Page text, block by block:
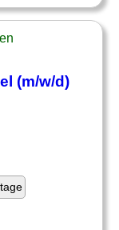
(m/w/d)